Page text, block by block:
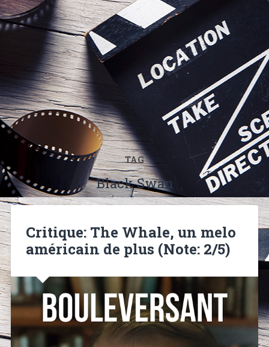
TAG
Black Swan
Critique: The Whale, un melo
américain de plus (Note: 2/5)